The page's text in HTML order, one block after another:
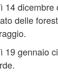
14 dicembre
delle
19 gennaio